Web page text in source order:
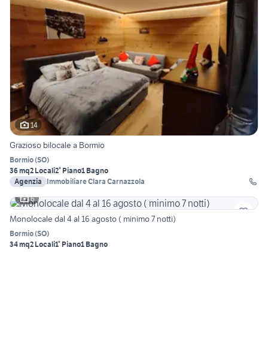
14
Grazioso bilocale a Bormio
Bormio(SO)
36 mq2 Locali2° Piano1 Bagno
Agenzia
Immobiliare Clara Carnazzola
6
Monolocale dal 4 al 16 agosto ( minimo 7 notti)
Bormio(SO)
34 mq2 Locali1° Piano1 Bagno